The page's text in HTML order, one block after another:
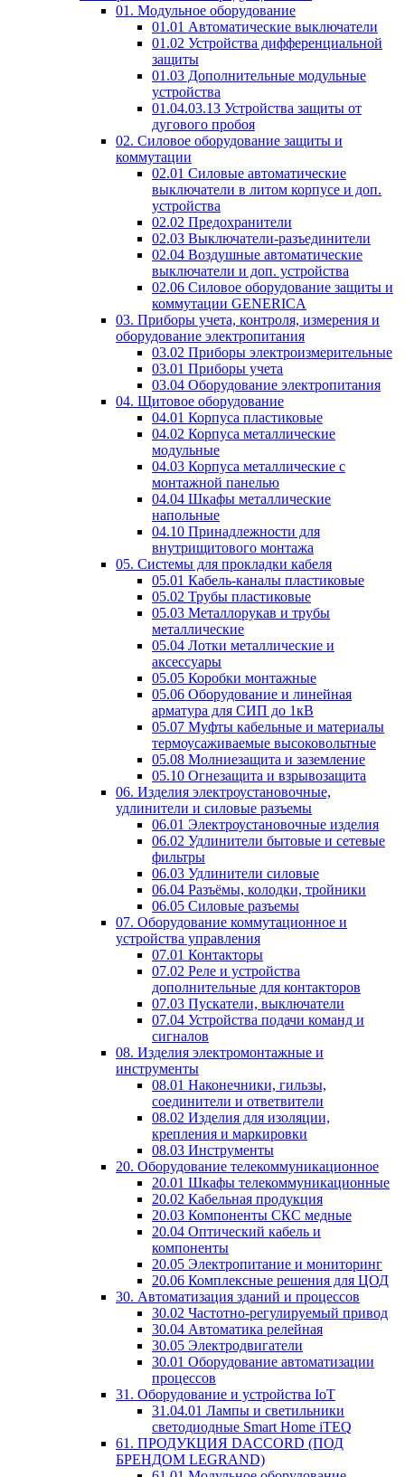
01. Модульное оборудование
01.01 Автоматические выключатели
01.02 Устройства дифференциальной
защиты
01.03 Дополнительные модульные
устройства
01.04.03.13 Устройства защиты от
дугового пробоя
02. Силовое оборудование защиты и
коммутации
02.01 Силовые автоматические
выключатели в литом корпусе и доп.
устройства
02.02 Предохранители
02.03 Выключатели-разъединители
02.04 Воздушные автоматические
выключатели и доп. устройства
02.06 Силовое оборудование защиты и
коммутации GENERICA
03. Приборы учета, контроля, измерения и
оборудование электропитания
03.02 Приборы электроизмерительные
03.01 Приборы учета
03.04 Оборудование электропитания
04. Щитовое оборудование
04.01 Корпуса пластиковые
04.02 Корпуса металлические
модульные
04.03 Корпуса металлические с
монтажной панелью
04.04 Шкафы металлические
напольные
04.10 Принадлежности для
внутрищитового монтажа
05. Системы для прокладки кабеля
05.01 Кабель-каналы пластиковые
05.02 Трубы пластиковые
05.03 Металлорукав и трубы
металлические
05.04 Лотки металлические и
аксессуары
05.05 Коробки монтажные
05.06 Оборудование и линейная
арматура для СИП до 1кВ
05.07 Муфты кабельные и материалы
термоусаживаемые высоковольтные
05.08 Молниезащита и заземление
05.10 Огнезащита и взрывозащита
06. Изделия электроустановочные,
удлинители и силовые разъемы
06.01 Электроустановочные изделия
06.02 Удлинители бытовые и сетевые
фильтры
06.03 Удлинители силовые
06.04 Разъёмы, колодки, тройники
06.05 Силовые разъемы
07. Оборудование коммутационное и
устройства управления
07.01 Контакторы
07.02 Реле и устройства
дополнительные для контакторов
07.03 Пускатели, выключатели
07.04 Устройства подачи команд и
сигналов
08. Изделия электромонтажные и
инструменты
08.01 Наконечники, гильзы,
соединители и ответвители
08.02 Изделия для изоляции,
крепления и маркировки
08.03 Инструменты
20. Оборудование телекоммуникационное
20.01 Шкафы телекоммуникационные
20.02 Кабельная продукция
20.03 Компоненты СКС медные
20.04 Оптический кабель и
компоненты
20.05 Электропитание и мониторинг
20.06 Комплексные решения для ЦОД
30. Автоматизация зданий и процессов
30.02 Частотно-регулируемый привод
30.04 Автоматика релейная
30.05 Электродвигатели
30.01 Оборудование автоматизации
процессов
31. Оборудование и устройства IoT
31.04.01 Лампы и светильники
светодиодные Smart Home iTEQ
61. ПРОДУКЦИЯ DACCORD (ПОД
БРЕНДОМ LEGRAND)